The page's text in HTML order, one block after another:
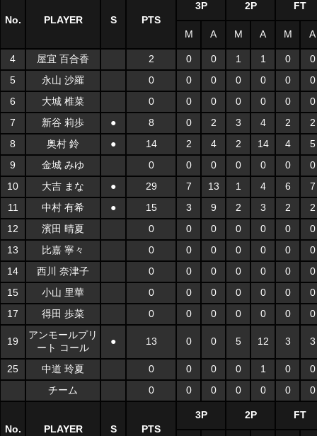
No. PLAYER S PTS
3P 2P FT
M A M A M A
4 屋宜 百合香 2 0 0 1 1 0
0
5
永山 沙羅 0 0 0 0 0 0
0
6
大城 椎菜 0 0 0 0 0 0
0
7
新谷 莉歩 ● 8 0 2 3 4 2
2
8
奥村 鈴 ● 14 2 4 2 14 4
5
9
金城 みゆ 0 0 0 0 0 0
0
10
大吉 まな ● 29 7 13 1 4 6
7
11
中村 有希 ● 15 3 9 2 3 2
2
12
濱田 晴夏 0 0 0 0 0 0
0
13
比嘉 寧々 0 0 0 0 0 0
0
14
西川 奈津子 0 0 0 0 0 0
0
15
小山 里華 0 0 0 0 0 0
0
17
得田 歩菜 0 0 0 0 0 0 0
19
アンモールプリ
ート コール
● 13 0 0 5 12 3 3
25 中道 玲夏 0 0 0 0 1 0
0
チーム
0 0 0 0 0 0 0
No. PLAYER S PTS
3P 2P FT